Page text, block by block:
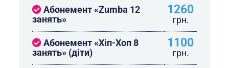
Абонемент «Zumba 12
занять»
1260
грн.
Абонемент «Хіп-Хоп 8
занять» (діти)
1100
грн.